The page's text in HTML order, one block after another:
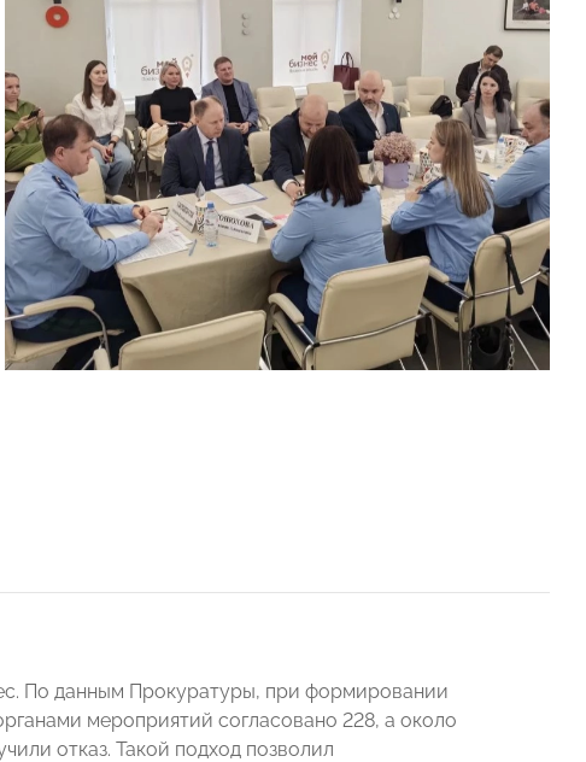
По данным Прокуратуры, при формировании
мероприятий согласовано 228, а около
отказ. Такой подход позволил